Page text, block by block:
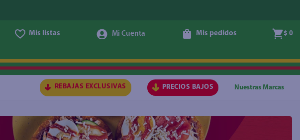
Mis listas Mis pedidos $ 0
REBAJAS EXCLUSIVAS PRECIOS BAJOS Nuestras Marcas